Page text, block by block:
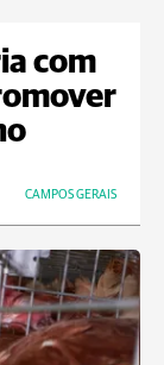
com
CAMPOS GERAIS